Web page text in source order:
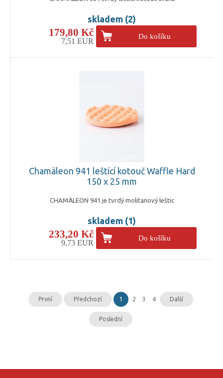
skladem (2)
179,80 Kč
7,51 EUR
Do košíku
Chamäleon 941 leštící kotouč Waffle Hard
150 x 25 mm
CHAMÄLEON 941 je tvrdý molitanový leštic
skladem (1)
233,20 Kč
9,73 EUR
Do košíku
První Předchozí 1 2 3 4 Další
Poslední